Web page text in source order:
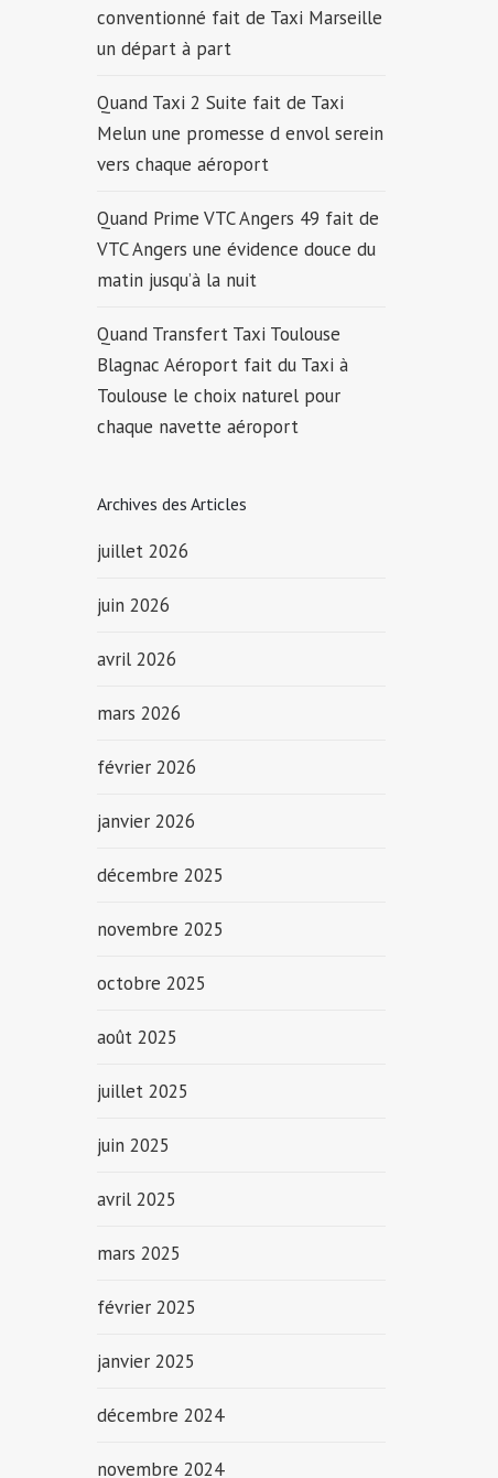
conventionné fait de Taxi Marseille
un départ à part
Quand Taxi 2 Suite fait de Taxi
Melun une promesse d envol serein
vers chaque aéroport
Quand Prime VTC Angers 49 fait de
VTC Angers une évidence douce du
matin jusqu’à la nuit
Quand Transfert Taxi Toulouse
Blagnac Aéroport fait du Taxi à
Toulouse le choix naturel pour
chaque navette aéroport
Archives des Articles
juillet 2026
juin 2026
avril 2026
mars 2026
février 2026
janvier 2026
décembre 2025
novembre 2025
octobre 2025
août 2025
juillet 2025
juin 2025
avril 2025
mars 2025
février 2025
janvier 2025
décembre 2024
novembre 2024